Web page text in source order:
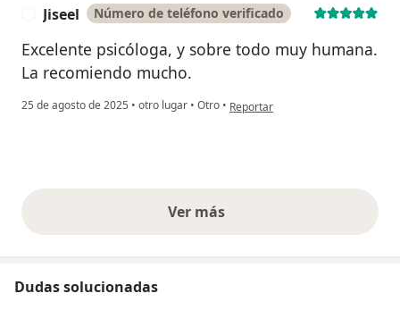
Jiseel Número de teléfono verificado
Excelente psicóloga, y sobre todo muy humana.
La recomiendo mucho.
25 de agosto de 2025 • otro lugar • Otro • en opinión del usuario Jiseel
Reportar
Ver másopiniones anteriores
Dudas solucionadas